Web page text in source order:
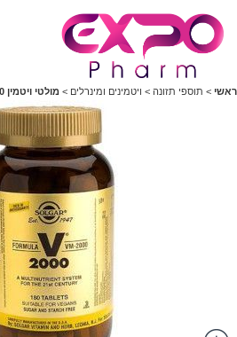
ראשי > תוספי תזונה > ויטמינים ומינרלים > מולטי ויטמין VM-2000 (גדול) 180 טבליות